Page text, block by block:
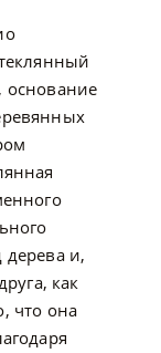
основание
дерева и,
как
что она